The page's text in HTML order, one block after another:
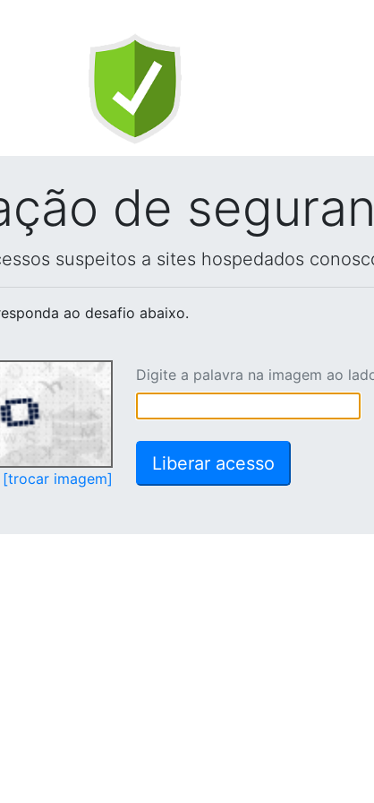
de
suspeitos a sites hospedados
ao desafio abaixo.
[trocar imagem]
Digite a palavra na imagem ao